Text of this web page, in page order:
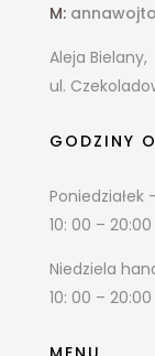
M:
Aleja Bielany,
ul.
GODZINY
Poniedziałek
10: 00 – 20:00
Niedziela
10: 00 – 20:00